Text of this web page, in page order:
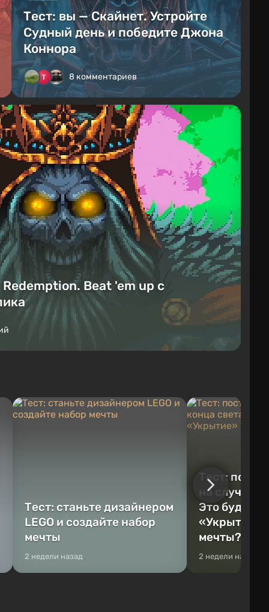
Тест: вы — Скайнет. Устройте
Судный день и победите Джона
Коннора
8 комментариев
Beat 'em up с
Тест: станьте дизайнером
LEGO и создайте набор
мечты
2 недели назад
Тест:
на случай
Это будет
«Укрытие»
мечты?
2 недели назад